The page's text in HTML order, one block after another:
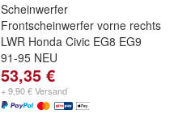
Scheinwerfer
Frontscheinwerfer vorne rechts
LWR Honda Civic EG8 EG9
91-95 NEU
53,35 €
+ 9,90 € Versand